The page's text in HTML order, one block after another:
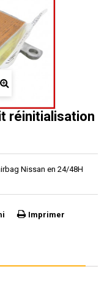
réinitialisation
Nissan en 24/48H
Imprimer